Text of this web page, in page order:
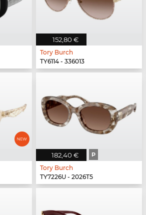
152,80 €
Tory Burch
TY6114 - 336013
182,40 € P
Tory Burch
TY7226U - 2026T5